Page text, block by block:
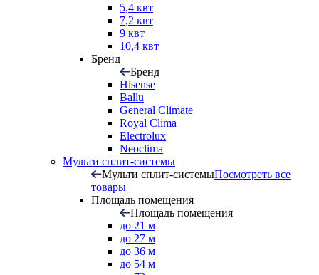
5,4 квт
7,2 квт
9 квт
10,4 квт
Бренд
Бренд
Hisense
Ballu
General Climate
Royal Clima
Electrolux
Neoclima
Мульти сплит-системы
Мульти сплит-системыПосмотреть все
товары
Площадь помещения
Площадь помещения
до 21 м
до 27 м
до 36 м
до 54 м